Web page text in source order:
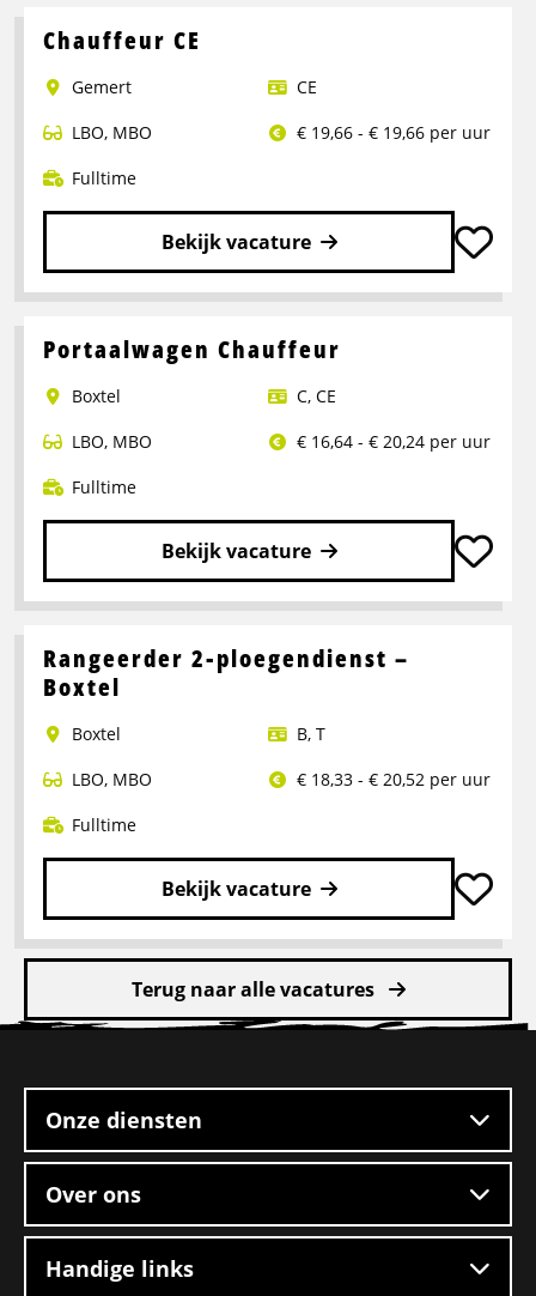
Chauffeur CE
Gemert
CE
LBO, MBO
€ 19,66 - € 19,66 per uur
Fulltime
Bekijk vacature
Lees
over
CE
Portaalwagen Chauffeur
Boxtel C, CE
LBO, MBO
€ 16,64 - € 20,24 per uur
Fulltime
Bekijk vacature
Lees
over
Portaalwagen
Rangeerder 2-ploegendienst –
Boxtel
Boxtel B, T
LBO, MBO
€ 18,33 - € 20,52 per uur
Fulltime
Bekijk vacature
Lees
meer
Rangeerder
Boxtel
Terug naar alle vacatures
footer
Onze diensten
Over ons
Handige links